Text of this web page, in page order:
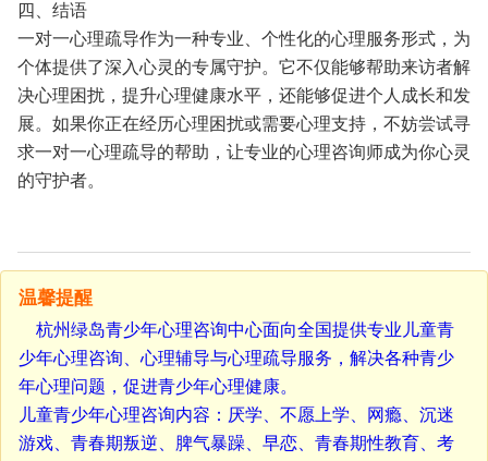
四、结语
一对一心理疏导作为一种专业、个性化的心理服务形式，为
个体提供了深入心灵的专属守护。它不仅能够帮助来访者解
决心理困扰，提升心理健康水平，还能够促进个人成长和发
展。如果你正在经历心理困扰或需要心理支持，不妨尝试寻
求一对一心理疏导的帮助，让专业的心理咨询师成为你心灵
的守护者。
温馨提醒
杭州绿岛青少年心理咨询中心面向全国提供专业儿童青
少年心理咨询、心理辅导与心理疏导服务，解决各种青少
年心理问题，促进青少年心理健康。
儿童青少年心理咨询内容：厌学、不愿上学、网瘾、沉迷
游戏、青春期叛逆、脾气暴躁、早恋、青春期性教育、考